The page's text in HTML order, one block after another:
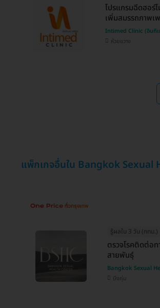
โปรแกรมฉีดฮอร์
เพิ่มสมรรถภาพเ
Intimed Clinic (อินทิ
ห้วยขวาง
แพ็กเกจอื่นใน Bangkok Sexual
รู้ผลใน 3 วัน (กทม.)
ตรวจโรคติดต่อ
สายพันธุ์
Bangkok Sexual
บึงกุ่ม